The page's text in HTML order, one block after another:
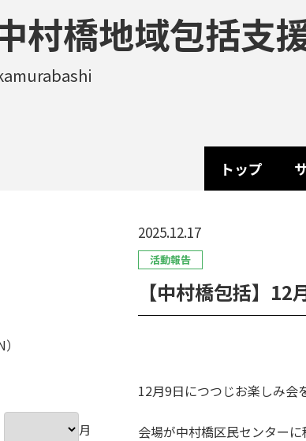
村橋地域包括支
トップ
2025.12.17
活動報告
【中村橋包括】
12月9日につつじお楽しみ会
会場が中村橋区民センター
月